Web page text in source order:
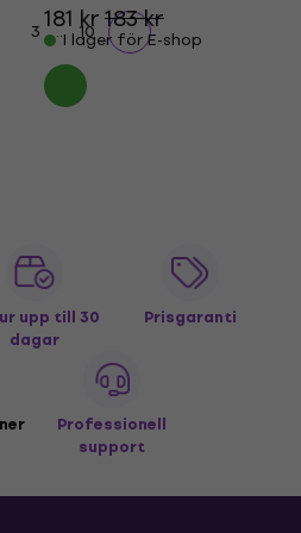
181 kr183 kr
I lager för E-shop
3 ... 10
upp till 30
dagar
Prisgaranti
Professionell
support